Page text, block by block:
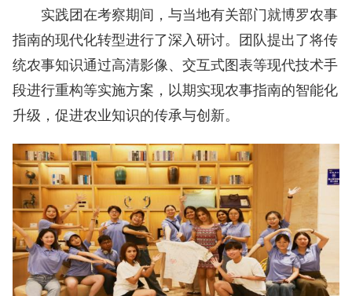
实践团在考察期间，与当地有关部门就博罗农事
指南的现代化转型进行了深入研讨。团队提出了将传
统农事知识通过高清影像、交互式图表等现代技术手
段进行重构等实施方案，以期实现农事指南的智能化
升级，促进农业知识的传承与创新。